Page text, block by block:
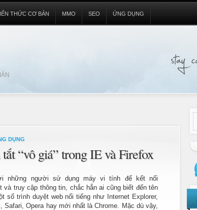
THỨC CƠ BẢN MMO SEO ỨNG DỤNG
DỤNG
“vô giá” trong IE và Firefox
những người sử dụng máy vi tính để kết nối
và truy cập thông tin, chắc hẳn ai cũng biết đến tên
số trình duyệt web nổi tiếng như Internet Explorer,
Safari, Opera hay mới nhất là Chrome. Mặc dù vậy,